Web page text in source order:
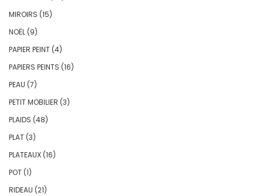
MIROIRS (15)
NOËL (9)
PAPIER PEINT (4)
PAPIERS PEINTS (16)
PEAU (7)
PETIT MOBILIER (3)
PLAIDS (48)
PLAT (3)
PLATEAUX (16)
POT (1)
RIDEAU (21)